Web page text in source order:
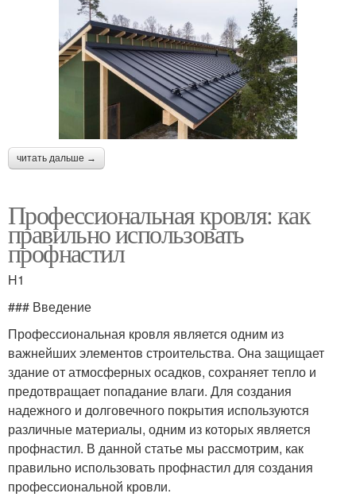
читать дальше →
Профессиональная кровля: как
правильно использовать
профнастил
H1
### Введение
Профессиональная кровля является одним из
важнейших элементов строительства. Она защищает
здание от атмосферных осадков, сохраняет тепло и
предотвращает попадание влаги. Для создания
надежного и долговечного покрытия используются
различные материалы, одним из которых является
профнастил. В данной статье мы рассмотрим, как
правильно использовать профнастил для создания
профессиональной кровли.